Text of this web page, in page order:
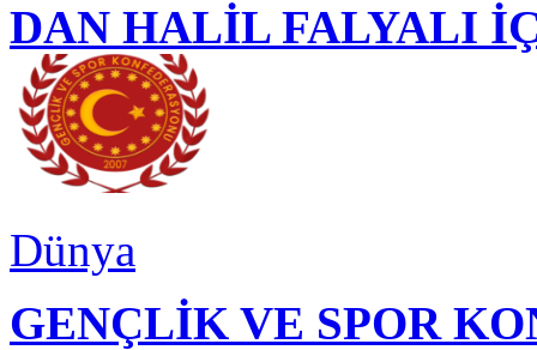
DAN HALİL FALYALI
Dünya
GENÇLİK VE SPOR